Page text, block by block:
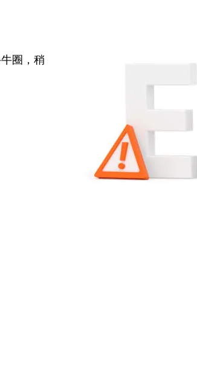
圈，稍